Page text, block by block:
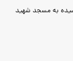
به مسجد شهید